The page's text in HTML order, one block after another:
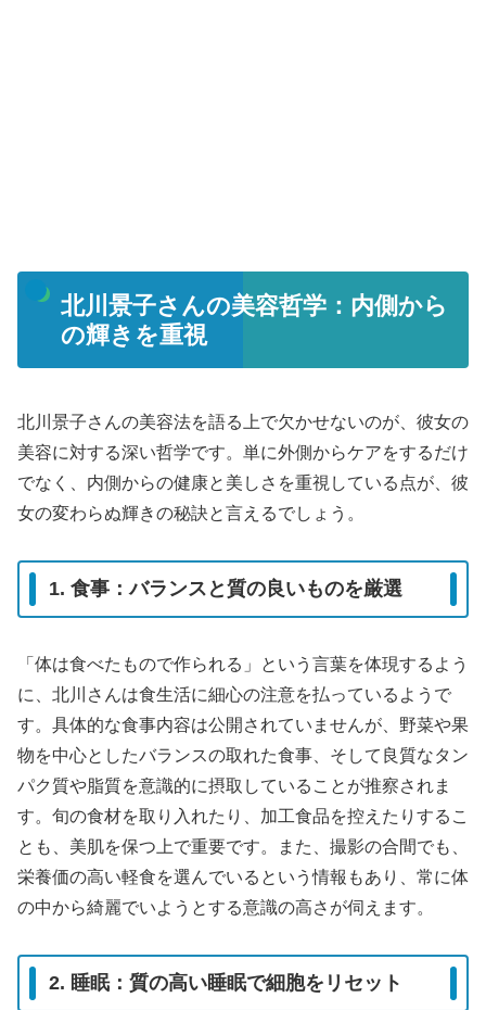
北川景子さんの美容哲学：内側から
の輝きを重視
北川景子さんの美容法を語る上で欠かせないのが、彼女の
美容に対する深い哲学です。単に外側からケアをするだけ
でなく、内側からの健康と美しさを重視している点が、彼
女の変わらぬ輝きの秘訣と言えるでしょう。
1. 食事：バランスと質の良いものを厳選
「体は食べたもので作られる」という言葉を体現するよう
に、北川さんは食生活に細心の注意を払っているようで
す。具体的な食事内容は公開されていませんが、野菜や果
物を中心としたバランスの取れた食事、そして良質なタン
パク質や脂質を意識的に摂取していることが推察されま
す。旬の食材を取り入れたり、加工食品を控えたりするこ
とも、美肌を保つ上で重要です。また、撮影の合間でも、
栄養価の高い軽食を選んでいるという情報もあり、常に体
の中から綺麗でいようとする意識の高さが伺えます。
2. 睡眠：質の高い睡眠で細胞をリセット